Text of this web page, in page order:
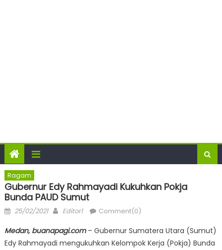
Ragam
Gubernur Edy Rahmayadi Kukuhkan Pokja
Bunda PAUD Sumut
Posted
25/02/2021 Author
Editor1 Comment(0)
Medan, buanapagi.com– Gubernur Sumatera Utara (Sumut)
Edy Rahmayadi mengukuhkan Kelompok Kerja (Pokja) Bunda